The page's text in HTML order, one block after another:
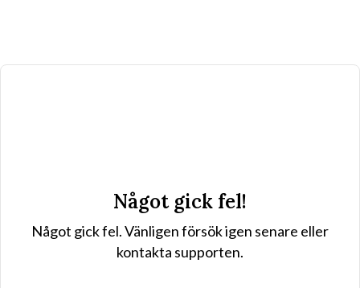
Något gick fel!
Något gick fel. Vänligen försök igen senare eller
kontakta supporten.